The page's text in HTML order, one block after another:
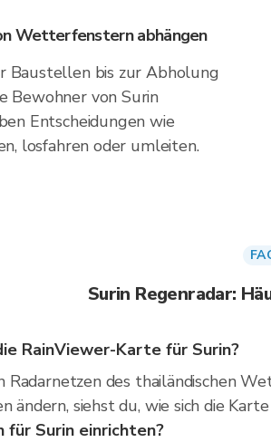
Wetterfenstern abhängen
Baustellen bis zur Abholung
Bewohner von Surin
Entscheidungen wie
losfahren oder umleiten.
Surin Regenradar:
RainViewer-Karte für Surin?
des thailändischen
ändern, siehst du, wie sich die
für Surin einrichten?